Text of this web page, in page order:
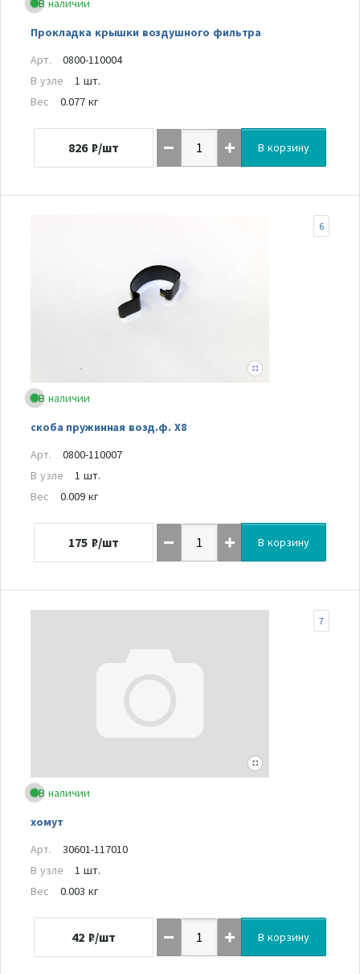
В наличии
Прокладка крышки воздушного фильтра
Арт.
0800-110004
В узле
1 шт.
Вес
0.077 кг
826 ₽/шт В корзину
В наличии
скоба пружинная возд.ф. Х8
6
Арт.
0800-110007
В узле
1 шт.
Вес
0.009 кг
175 ₽/шт В корзину
В наличии
хомут
7
Арт.
30601-117010
В узле
1 шт.
Вес
0.003 кг
42 ₽/шт В корзину